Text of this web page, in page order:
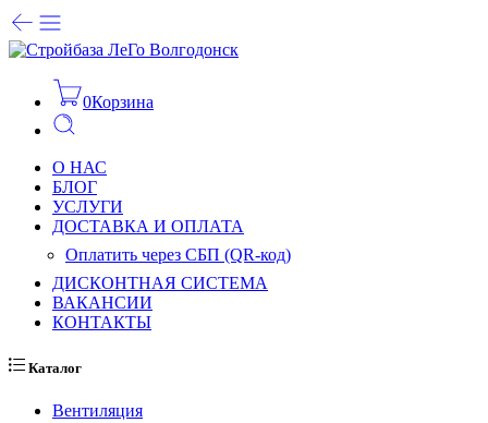
0Корзина
О НАС
БЛОГ
УСЛУГИ
ДОСТАВКА И ОПЛАТА
Оплатить через СБП (QR-код)
ДИСКОНТНАЯ СИСТЕМА
ВАКАНСИИ
КОНТАКТЫ
Каталог
Вентиляция